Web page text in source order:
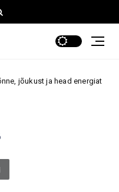
ja head energiat